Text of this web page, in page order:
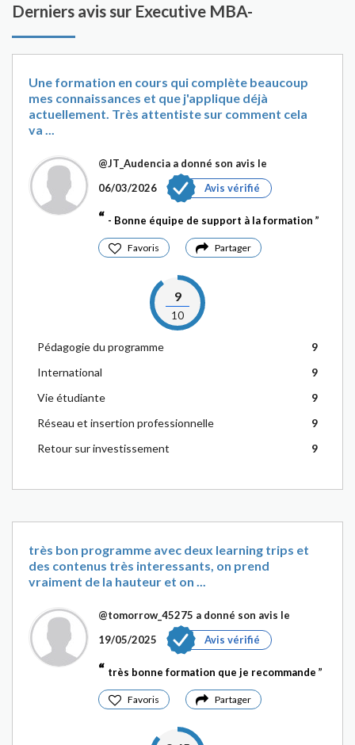
Derniers avis sur Executive MBA-
Une formation en cours qui complète beaucoup
mes connaissances et que j'applique déjà
actuellement. Très attentiste sur comment cela
va ...
@JT_Audencia a donné son avis le
06/03/2026
Avis vérifié
- Bonne équipe de support à la formation
Favoris Partager
9
10
Pédagogie du programme
9
International
9
Vie étudiante
9
Réseau et insertion professionnelle
9
Retour sur investissement
9
très bon programme avec deux learning trips et
des contenus très interessants, on prend
vraiment de la hauteur et on ...
@tomorrow_45275 a donné son avis le
19/05/2025
Avis vérifié
très bonne formation que je recommande
Favoris Partager